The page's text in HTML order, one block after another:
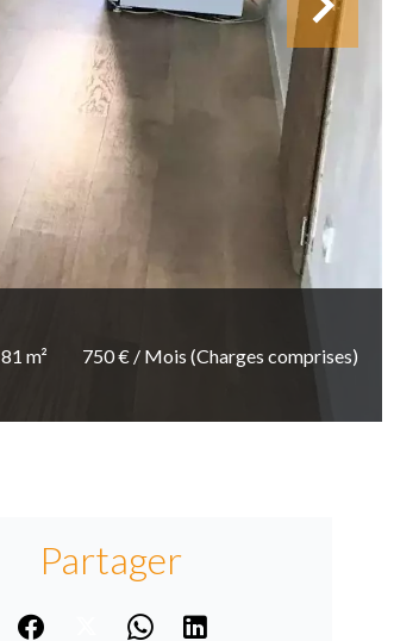
81 m² 750 € / Mois (Charges comprises)
Partager